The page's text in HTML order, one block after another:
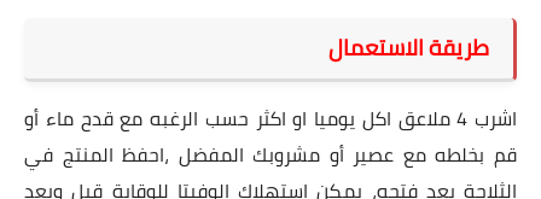
طريقة الاستعمال
اشرب 4 ملاعق اكل يوميا او اكثر حسب الرغبه مع قدح ماء أو
قم بخلطه مع عصير أو مشروبك المفضل ،احفظ المنتج في
الثلاجة بعد فتحه، ‏يمكن استهلاك الوفيتا للوقاية قبل وبعد